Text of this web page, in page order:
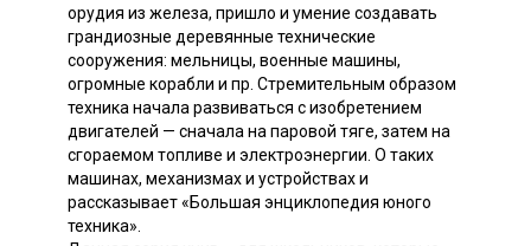
орудия из железа, пришло и умение создавать
грандиозные деревянные технические
сооружения: мельницы, военные машины,
огромные корабли и пр. Стремительным образом
техника начала развиваться с изобретением
двигателей — сначала на паровой тяге, затем на
сгораемом топливе и электроэнергии. О таких
машинах, механизмах и устройствах и
рассказывает «Большая энциклопедия юного
техника».